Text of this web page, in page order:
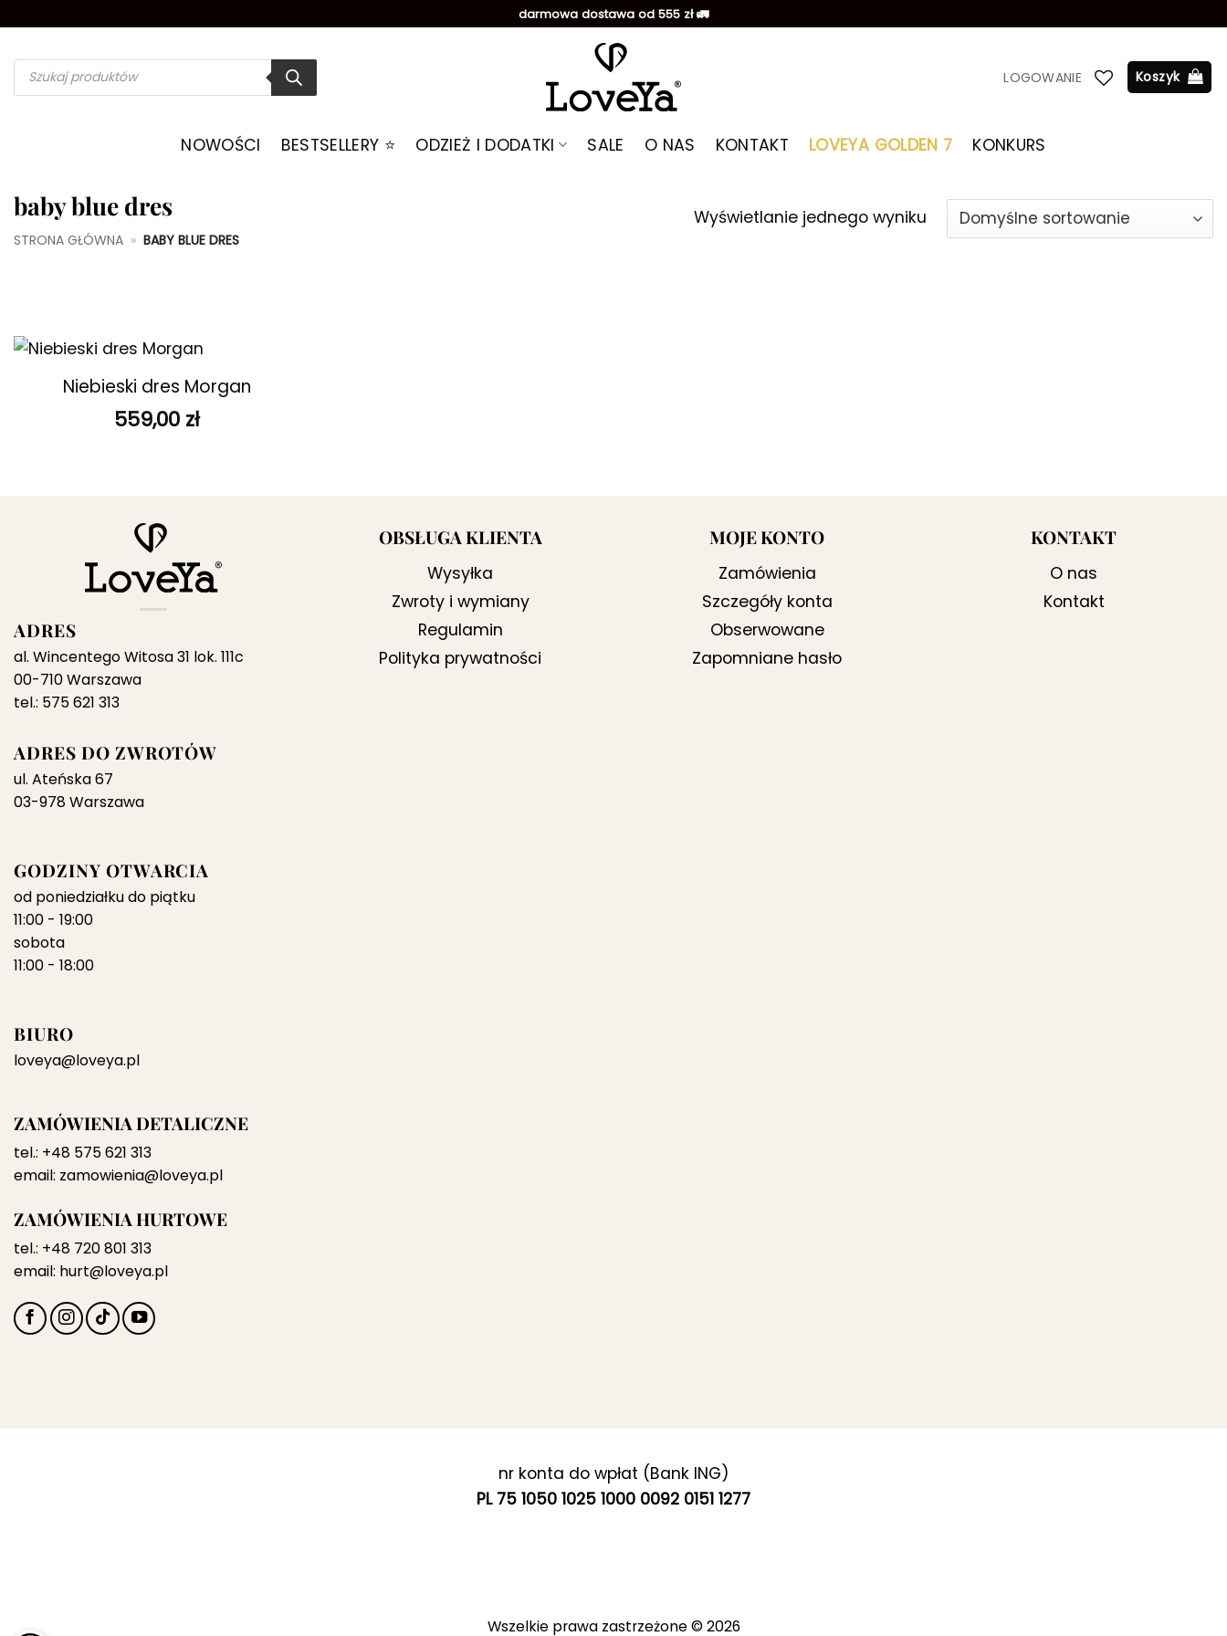
zawartości
darmowa dostawa od 555 zł 🚛
Wyszukiwarka
produktów LOGOWANIE Koszyk
NOWOŚCI BESTSELLERY ⭐️ ODZIEŻ I DODATKI SALE O NAS KONTAKT LOVEYA GOLDEN 7 KONKURS
baby blue dres
STRONA GŁÓWNA » BABY BLUE DRES
Wyświetlanie jednego wyniku
Dodaj do
+
Niebieski dres Morgan
559,00 zł
ADRES
al. Wincentego Witosa 31 lok. 111c
00-710 Warszawa
tel.: 575 621 313
ADRES DO ZWROTÓW
ul. Ateńska 67
03-978 Warszawa
GODZINY OTWARCIA
od poniedziałku do piątku
11:00 - 19:00
sobota
11:00 - 18:00
BIURO
loveya@loveya.pl
ZAMÓWIENIA DETALICZNE
tel.: +48 575 621 313
email: zamowienia@loveya.pl
ZAMÓWIENIA HURTOWE
tel.: +48 720 801 313
email: hurt@loveya.pl
OBSŁUGA KLIENTA
Wysyłka
Zwroty i wymiany
Regulamin
Polityka prywatności
MOJE KONTO
Zamówienia
Szczegóły konta
Obserwowane
Zapomniane hasło
KONTAKT
O nas
Kontakt
nr konta do wpłat (Bank ING)
PL 75 1050 1025 1000 0092 0151 1277
Wszelkie prawa zastrzeżone © 2026